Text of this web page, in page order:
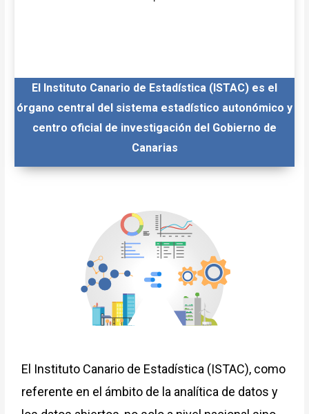
El Instituto Canario de Estadística (ISTAC) es el
órgano central del sistema estadístico autonómico y
centro oficial de investigación del Gobierno de
Canarias
El Instituto Canario de Estadística (ISTAC), como
referente en el ámbito de la analítica de datos y